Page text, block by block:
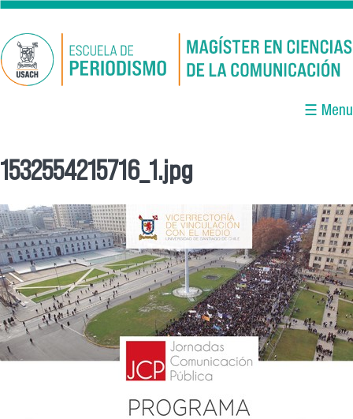
Pasar al contenido principal
☰ Menu
Se encuentra usted aquí
1532554215716_1.jpg